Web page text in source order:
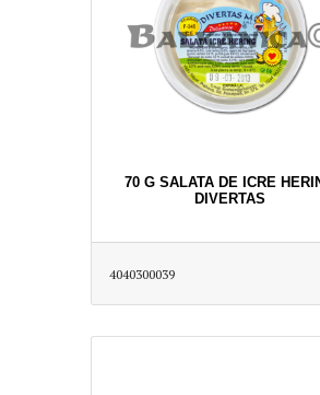
70 G SALATA DE ICRE
DIVERTAS
4040300039